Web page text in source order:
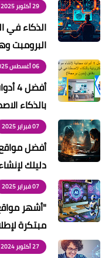
29 أكتوبر 2025
الذكاء في
البرومبت
06 أغسطس 2025
بالذكاء
07 فبراير 2025
أفضل
دليلك
07 فبراير 2025
"أشهر
مبتكرة
27 أكتوبر 2024